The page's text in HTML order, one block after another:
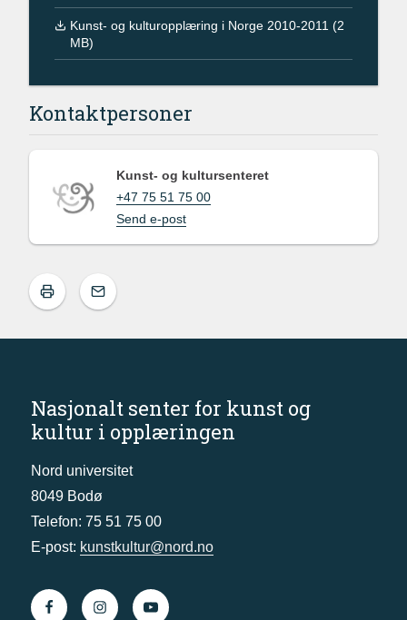
Kunst- og kulturopplæring i Norge 2010-2011 (2
MB)
Kontaktpersoner
Kunst- og kultursenteret
+47 75 51 75 00
Send e-post
Nasjonalt senter for kunst og
kultur i opplæringen
Nord universitet
8049 Bodø
Telefon: 75 51 75 00
E-post: kunstkultur@nord.no